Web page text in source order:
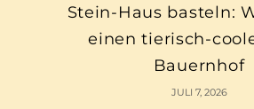
Stein-Haus basteln:
einen tierisch-
Bauernhof
JULI 7, 2026